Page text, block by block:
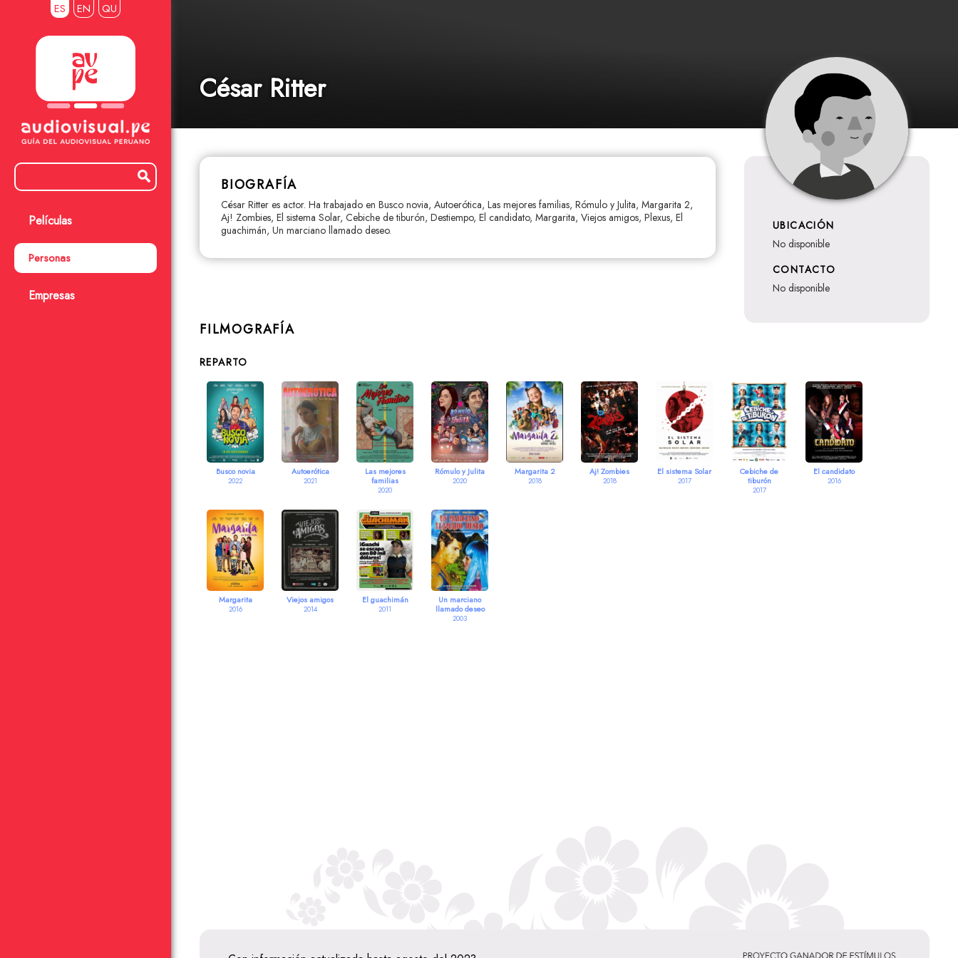
ES EN QU
Películas
Personas
Empresas
César Ritter
BIOGRAFÍA
César Ritter es actor. Ha trabajado en Busco novia, Autoerótica, Las mejores familias, Rómulo y Julita, Margarita 2,
Aj! Zombies, El sistema Solar, Cebiche de tiburón, Destiempo, El candidato, Margarita, Viejos amigos, Plexus, El
guachimán, Un marciano llamado deseo.
UBICACIÓN
no disponible
CONTACTO
no disponible
FILMOGRAFÍA
REPARTO
Busco novia
2022
Autoerótica
2021
Las mejores
familias
2020
Rómulo y Julita
2020
Margarita 2
2018
Aj! Zombies
2018
El sistema Solar
2017
Cebiche de
tiburón
2017
El candidato
2016
Margarita
2016
Viejos amigos
2014
El guachimán
2011
Un marciano
llamado deseo
2003